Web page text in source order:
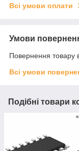
Всі умови оплати
Умови
Повернення товару
Всі умови
Подібні товари